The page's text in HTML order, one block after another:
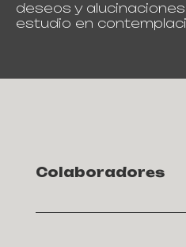
deseos y
estudio en
Colaboradores